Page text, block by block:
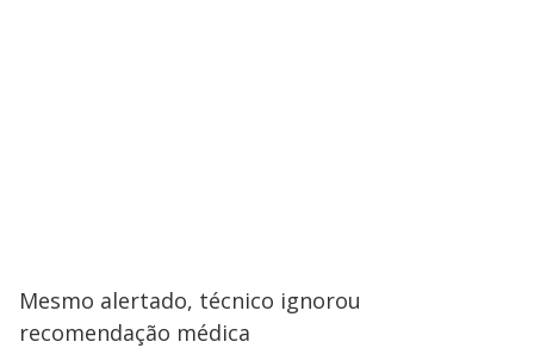
Mesmo alertado, técnico ignorou
recomendação médica